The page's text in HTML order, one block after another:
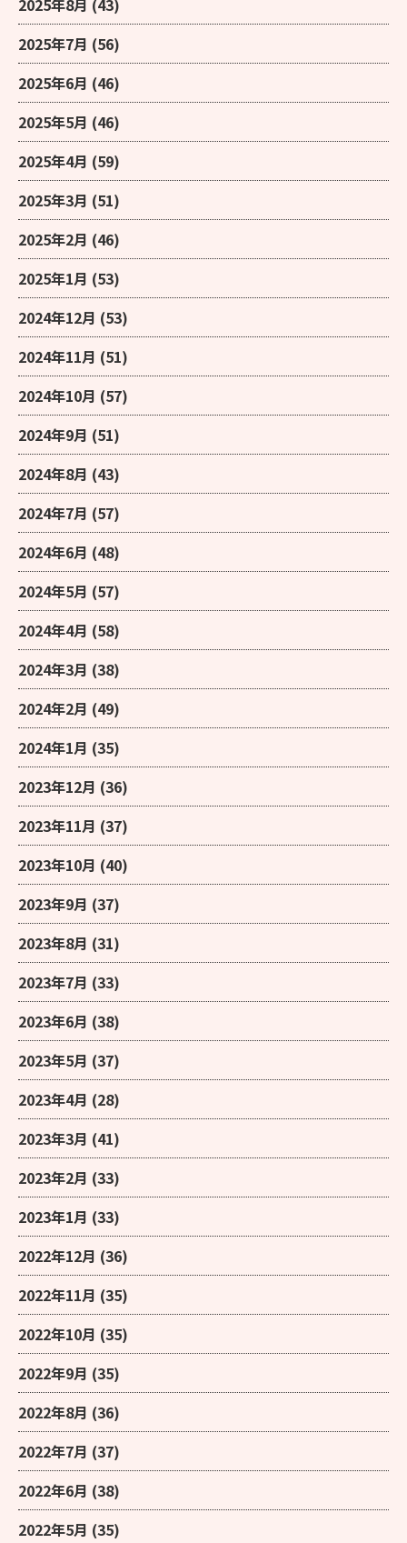
2025年8月 (43)
2025年7月 (56)
2025年6月 (46)
2025年5月 (46)
2025年4月 (59)
2025年3月 (51)
2025年2月 (46)
2025年1月 (53)
2024年12月 (53)
2024年11月 (51)
2024年10月 (57)
2024年9月 (51)
2024年8月 (43)
2024年7月 (57)
2024年6月 (48)
2024年5月 (57)
2024年4月 (58)
2024年3月 (38)
2024年2月 (49)
2024年1月 (35)
2023年12月 (36)
2023年11月 (37)
2023年10月 (40)
2023年9月 (37)
2023年8月 (31)
2023年7月 (33)
2023年6月 (38)
2023年5月 (37)
2023年4月 (28)
2023年3月 (41)
2023年2月 (33)
2023年1月 (33)
2022年12月 (36)
2022年11月 (35)
2022年10月 (35)
2022年9月 (35)
2022年8月 (36)
2022年7月 (37)
2022年6月 (38)
2022年5月 (35)